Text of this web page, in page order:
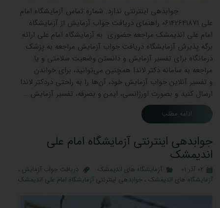
جوابدهی اینترنتی ندارد. شماره تماس آزمایشگاه امام
علی 06142641871 راهنمای دریافت جواب آزمایش از آزمایشگاه
امام علی اندیمشک مراجعه حضوری به آزمایشگاه امام علی ارائه
برگه پذیرش آزمایشگاه دریافت جواب آزمایش مراجعه به پزشک
درمانگاه برای تفسیر آزمایش و دانستن وضعیت سلامتی و یا
مراجعه به سامانه دکتر لاندا همچنین می‌توانید، برای خواندن
و تفسیر آنلاین جواب آزمایش خود، آن‌ها را به راحتی دردکتر لاندا
ارسال کنید و بصورت اورژانسی، ایمن و بصرفه، تفسیر آزمایش …
ادامه مطلب
جوابدهی اینترنتی آزمایشگاه امام علی
اندیمشک
۰۲ آذر ۰۱ آزمایشگاه های اندیمشک دریافت جواب آزمایش ،
آزمایشگاه های اندیمشک ، جوابدهی اینترنتی آزمایشگاه امام علی اندیمشک